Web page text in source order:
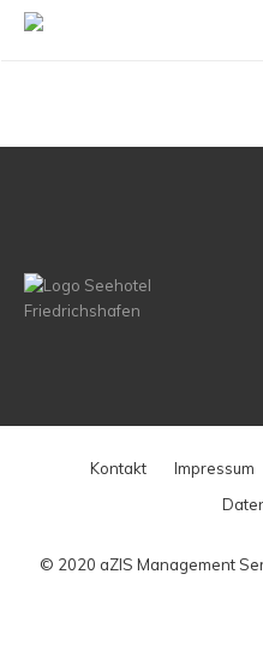
Kontakt Impressum
© 2020 aZIS Management